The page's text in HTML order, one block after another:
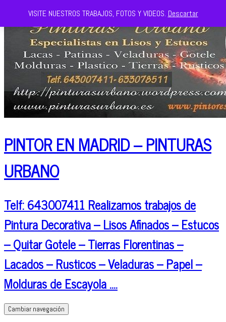
PINTOR EN MADRID – PINTURAS
URBANO
Telf: 643007411 Realizamos trabajos de
Pintura Decorativa – Lisos Afinados – Estucos
– Quitar Gotele – Tierras Florentinas –
Lacados – Rusticos – Veladuras – Papel –
Molduras de Escayola ….
Cambiar navegación
VISITE NUESTROS TRABAJOS, FOTOS Y VIDEOS. Descartar